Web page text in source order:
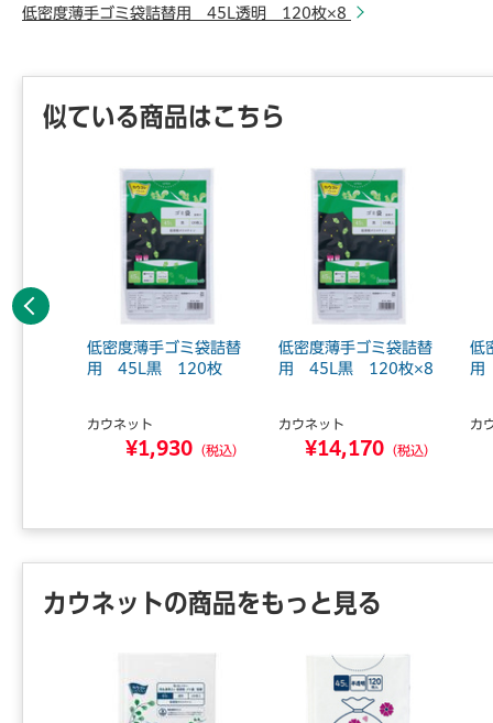
低密度薄手ゴミ袋詰替用 45L透明 120枚×8
似ている商品はこちら
低密度薄手ゴミ袋詰替
用 45L黒 120枚
カウネット
¥1,930 （税込）
低密度薄手ゴミ袋詰替
用 45L黒 120枚×8
カウネット
¥14,170 （税込）
低
用
カ
前へ
カウネットの商品をもっと見る